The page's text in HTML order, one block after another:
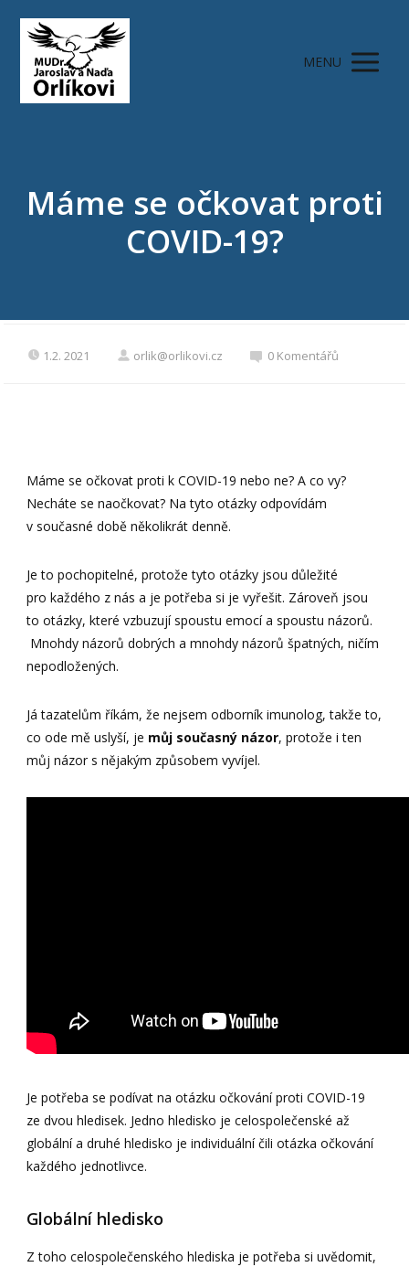
MENU
Máme se očkovat proti
COVID-19?
1.2. 2021 orlik@orlikovi.cz 0 Komentářů
Máme se očkovat proti k COVID-19 nebo ne? A co vy?
Necháte se naočkovat? Na tyto otázky odpovídám
v současné době několikrát denně.
Je to pochopitelné, protože tyto otázky jsou důležité
pro každého z nás a je potřeba si je vyřešit. Zároveň jsou
to otázky, které vzbuzují spoustu emocí a spoustu názorů.
Mnohdy názorů dobrých a mnohdy názorů špatných, ničím
nepodložených.
Já tazatelům říkám, že nejsem odborník imunolog, takže to,
co ode mě uslyší, je můj současný názor, protože i ten
můj názor s nějakým způsobem vyvíjel.
Je potřeba se podívat na otázku očkování proti COVID-19
ze dvou hledisek. Jedno hledisko je celospolečenské až
globální a druhé hledisko je individuální čili otázka očkování
každého jednotlivce.
Globální hledisko
Z toho celospolečenského hlediska je potřeba si uvědomit,